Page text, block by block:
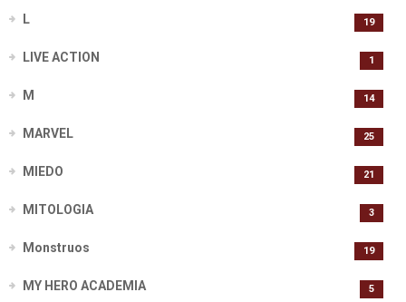
L 19
LIVE ACTION 1
M 14
MARVEL 25
MIEDO 21
MITOLOGIA 3
Monstruos 19
MY HERO ACADEMIA 5